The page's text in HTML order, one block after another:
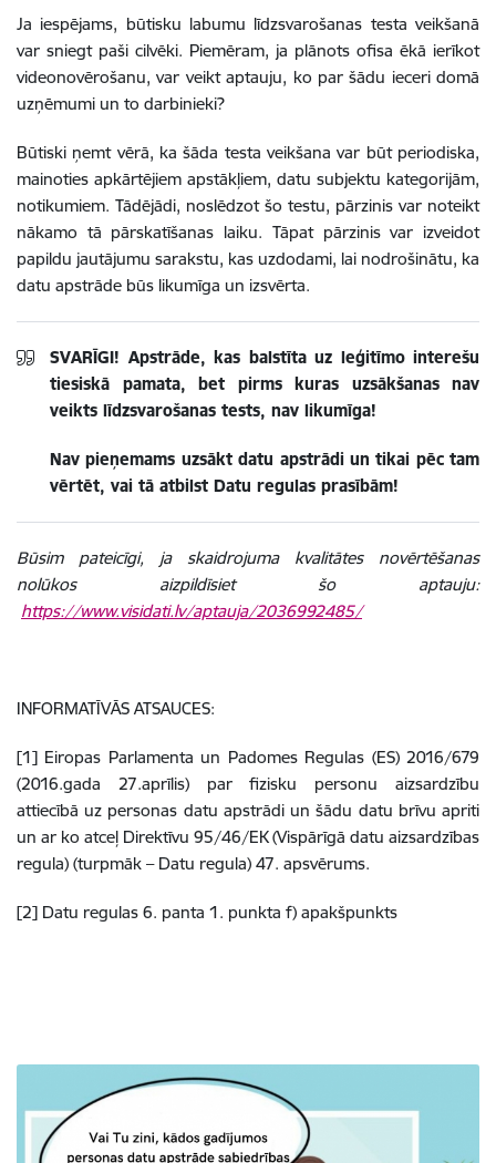
Ja iespējams, būtisku labumu līdzsvarošanas testa veikšanā
var sniegt paši cilvēki. Piemēram, ja plānots ofisa ēkā ierīkot
videonovērošanu, var veikt aptauju, ko par šādu ieceri domā
uzņēmumi un to darbinieki?
Būtiski ņemt vērā, ka šāda testa veikšana var būt periodiska,
mainoties apkārtējiem apstākļiem, datu subjektu kategorijām,
notikumiem. Tādējādi, noslēdzot šo testu, pārzinis var noteikt
nākamo tā pārskatīšanas laiku. Tāpat pārzinis var izveidot
papildu jautājumu sarakstu, kas uzdodami, lai nodrošinātu, ka
datu apstrāde būs likumīga un izsvērta.
SVARĪGI! Apstrāde, kas balstīta uz leģitīmo interešu
tiesiskā pamata, bet pirms kuras uzsākšanas nav
veikts līdzsvarošanas tests, nav likumīga!
Nav pieņemams uzsākt datu apstrādi un tikai pēc tam
vērtēt, vai tā atbilst Datu regulas prasībām!
Būsim pateicīgi, ja skaidrojuma kvalitātes novērtēšanas
nolūkos aizpildīsiet šo aptauju:
https://www.visidati.lv/aptauja/2036992485/
INFORMATĪVĀS ATSAUCES:
[1] Eiropas Parlamenta un Padomes Regulas (ES) 2016/679
(2016.gada 27.aprīlis) par fizisku personu aizsardzību
attiecībā uz personas datu apstrādi un šādu datu brīvu apriti
un ar ko atceļ Direktīvu 95/46/EK (Vispārīgā datu aizsardzības
regula) (turpmāk – Datu regula) 47. apsvērums.
[2] Datu regulas 6. panta 1. punkta f) apakšpunkts